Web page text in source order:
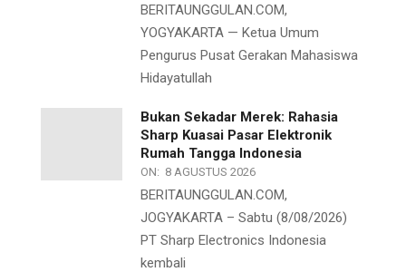
BERITAUNGGULAN.COM,
YOGYAKARTA — Ketua Umum
Pengurus Pusat Gerakan Mahasiswa
Hidayatullah
Bukan Sekadar Merek: Rahasia
Sharp Kuasai Pasar Elektronik
Rumah Tangga Indonesia
ON: 8 AGUSTUS 2026
BERITAUNGGULAN.COM,
JOGYAKARTA – Sabtu (8/08/2026)
PT Sharp Electronics Indonesia
kembali